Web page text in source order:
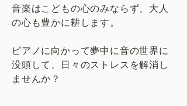
音楽はこどもの心のみならず、大人
の心も豊かに耕します。
ピアノに向かって夢中に音の世界に
没頭して、日々のストレスを解消し
ませんか？